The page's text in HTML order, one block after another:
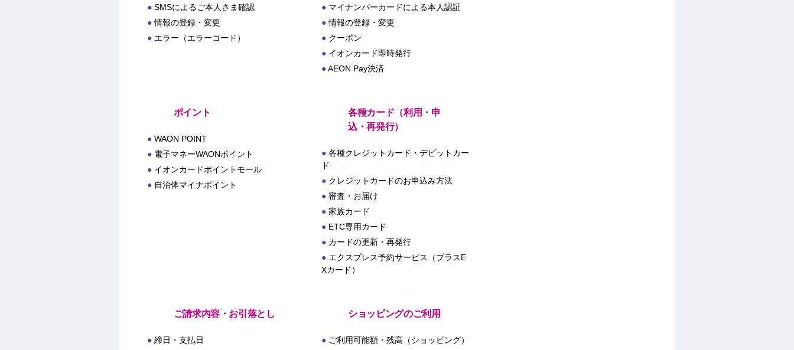
SMSによるご本人さま確認
情報の登録・変更
エラー（エラーコード）
マイナンバーカードによる本人認証
情報の登録・変更
クーポン
イオンカード即時発行
AEON Pay決済
ポイント
WAON POINT
電子マネーWAONポイント
イオンカードポイントモール
自治体マイナポイント
各種カード（利用・申
込・再発行）
各種クレジットカード・デビットカー
ド
クレジットカードのお申込み方法
審査・お届け
家族カード
ETC専用カード
カードの更新・再発行
エクスプレス予約サービス（プラスE
Xカード）
ご請求内容・お引落とし
締日・支払日
ショッピングのご利用
ご利用可能額・残高（ショッピング）